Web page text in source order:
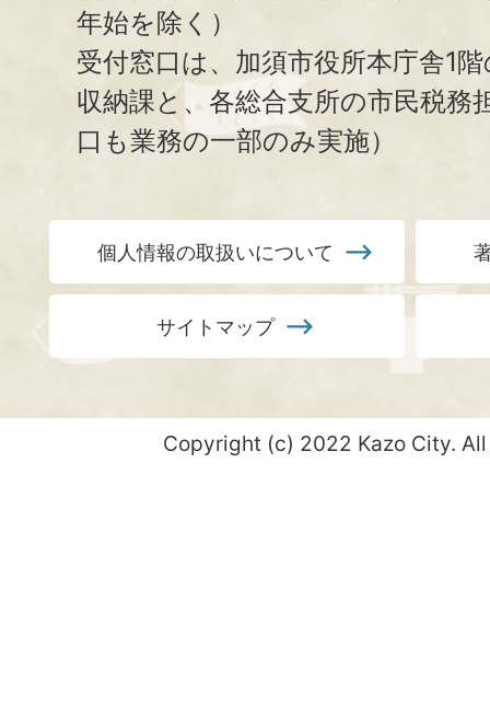
年始を除く）
受付窓口は、加須市役所本庁舎1
収納課と、 各総合支所の市民税務
口も業務の一部のみ実施）
個人情報の取扱いについて
サイトマップ
Copyright (c) 2022 Kazo City.